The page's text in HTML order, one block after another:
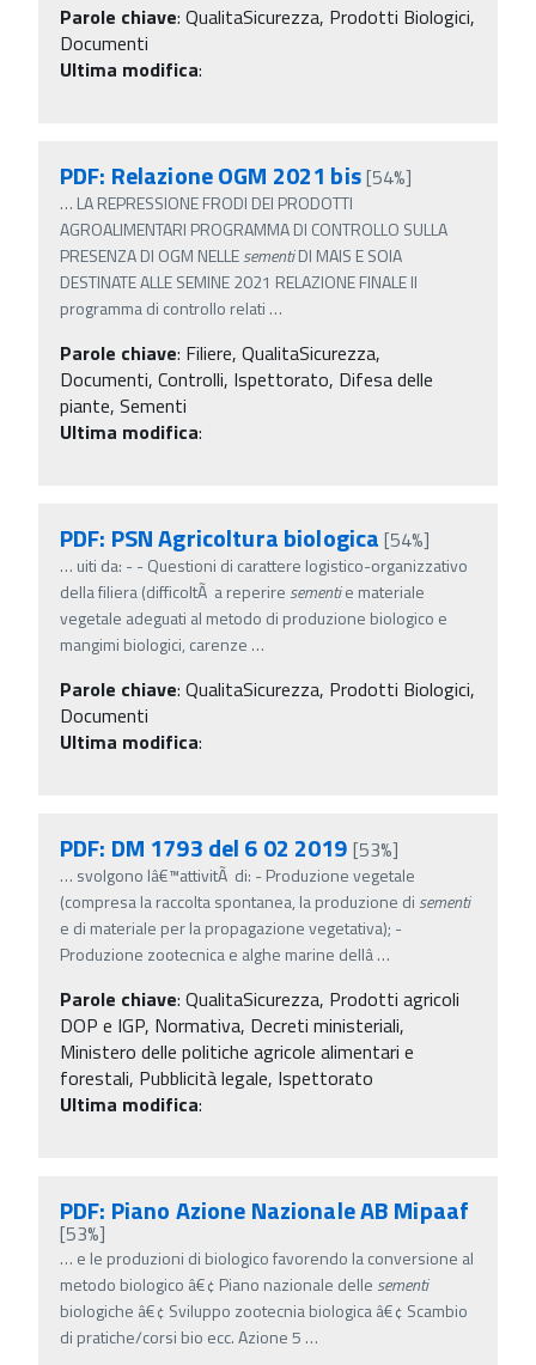
Parole chiave: QualitaSicurezza, Prodotti Biologici,
Documenti
Ultima modifica:
PDF: Relazione OGM 2021 bis[54%]
… LA REPRESSIONE FRODI DEI PRODOTTI
AGROALIMENTARI PROGRAMMA DI CONTROLLO SULLA
PRESENZA DI OGM NELLEsementiDI MAIS E SOIA
DESTINATE ALLE SEMINE 2021 RELAZIONE FINALE Il
programma di controllo relati …
Parole chiave: Filiere, QualitaSicurezza,
Documenti, Controlli, Ispettorato, Difesa delle
piante, Sementi
Ultima modifica:
PDF: PSN Agricoltura biologica [54%]
… uiti da: - - Questioni di carattere logistico-organizzativo
della filiera (difficoltÃ a reperire sementie materiale
vegetale adeguati al metodo di produzione biologico e
mangimi biologici, carenze …
Parole chiave: QualitaSicurezza, Prodotti Biologici,
Documenti
Ultima modifica:
PDF: DM 1793 del 6 02 2019 [53%]
… svolgono lâ€™attivitÃ di: - Produzione vegetale
(compresa la raccolta spontanea, la produzione di sementi
e di materiale per la propagazione vegetativa); -
Produzione zootecnica e alghe marine dellâ…
Parole chiave: QualitaSicurezza, Prodotti agricoli
DOP e IGP, Normativa, Decreti ministeriali,
Ministero delle politiche agricole alimentari e
forestali, Pubblicità legale, Ispettorato
Ultima modifica:
PDF: Piano Azione Nazionale AB Mipaaf
[53%]
… e le produzioni di biologico favorendo la conversione al
metodo biologico â€¢ Piano nazionale delle sementi
biologiche â€¢ Sviluppo zootecnia biologica â€¢ Scambio
di pratiche/corsi bio ecc. Azione 5 …